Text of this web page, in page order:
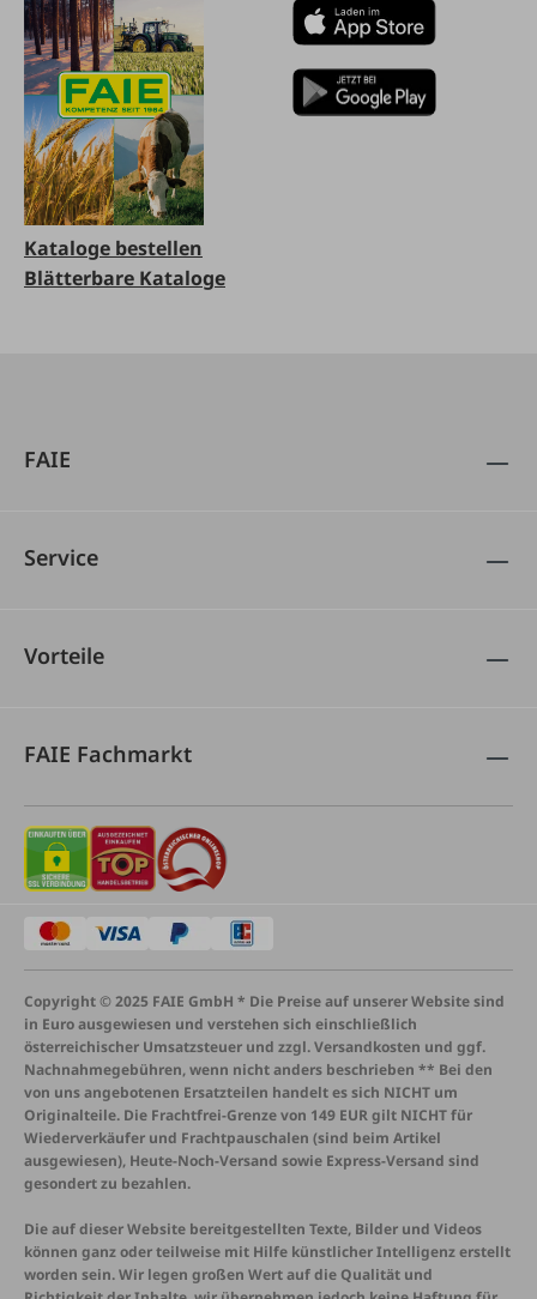
Kataloge bestellen
Blätterbare Kataloge
FAIE
Service
Vorteile
FAIE Fachmarkt
Copyright © 2025 FAIE GmbH * Die Preise auf unserer Website sind
in Euro ausgewiesen und verstehen sich einschließlich
österreichischer Umsatzsteuer und zzgl. Versandkosten und ggf.
Nachnahmegebühren, wenn nicht anders beschrieben ** Bei den
von uns angebotenen Ersatzteilen handelt es sich NICHT um
Originalteile. Die Frachtfrei-Grenze von 149 EUR gilt NICHT für
Wiederverkäufer und Frachtpauschalen (sind beim Artikel
ausgewiesen), Heute-Noch-Versand sowie Express-Versand sind
gesondert zu bezahlen.
Die auf dieser Website bereitgestellten Texte, Bilder und Videos
können ganz oder teilweise mit Hilfe künstlicher Intelligenz erstellt
worden sein. Wir legen großen Wert auf die Qualität und